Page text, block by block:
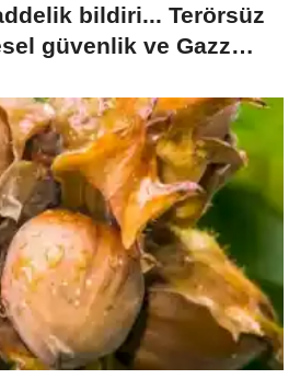
bildiri... Terörsüz
güvenlik ve Gazze